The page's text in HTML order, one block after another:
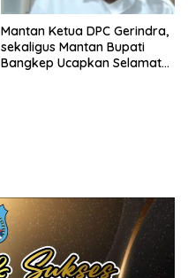
Mantan Ketua DPC Gerindra,
sekaligus Mantan Bupati
Bangkep Ucapkan Selamat